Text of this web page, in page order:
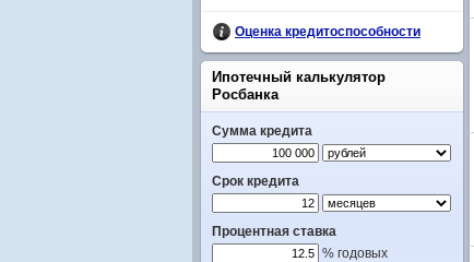
Оценка кредитоспособности
Ипотечный калькулятор
Росбанка
Сумма кредита
Срок кредита
Процентная ставка
% годовых